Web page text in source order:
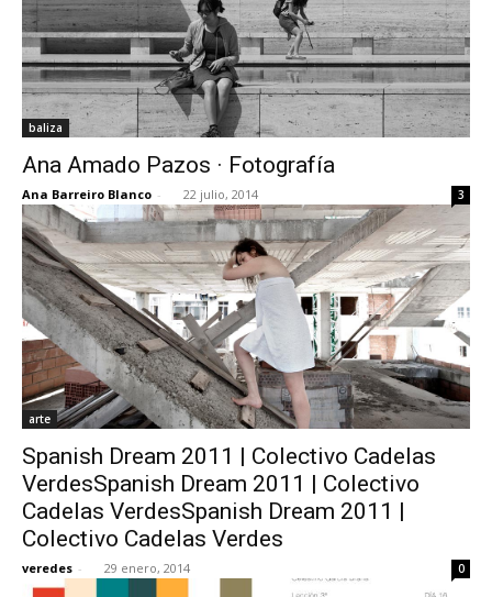
baliza
Ana Amado Pazos · Fotografía
Ana Barreiro Blanco - 22 julio, 2014 3
arte
Spanish Dream 2011 | Colectivo Cadelas
VerdesSpanish Dream 2011 | Colectivo
Cadelas VerdesSpanish Dream 2011 |
Colectivo Cadelas Verdes
veredes - 29 enero, 2014 0